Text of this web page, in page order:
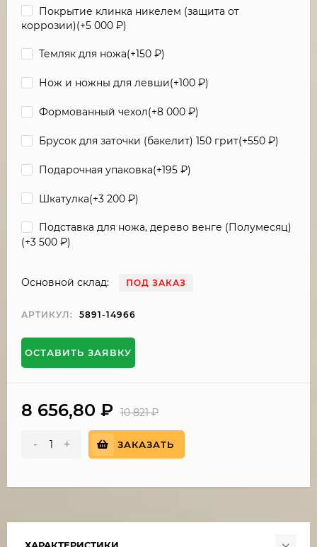
Покрытие клинка никелем (защита от
коррозии)(+5 000 ₽)
Темляк для ножа(+150 ₽)
Нож и ножны для левши(+100 ₽)
Формованный чехол(+8 000 ₽)
Брусок для заточки (бакелит) 150 грит(+550 ₽)
Подарочная упаковка(+195 ₽)
Шкатулка(+3 200 ₽)
Подставка для ножа, дерево венге (Полумесяц)
(+3 500 ₽)
Основной склад: ПОД ЗАКАЗ
АРТИКУЛ: 5891-14966
ОСТАВИТЬ ЗАЯВКУ
8 656,80 ₽ 10 821₽
- + ЗАКАЗАТЬ